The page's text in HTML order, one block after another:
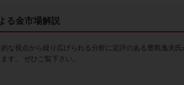
る金市場解説
な視点から繰り広げられる分析に定評のある豊島逸夫
す。 ぜひご覧下さい。
とは
の魅力
（金の果実）
）の手続き
る金市場解説
ルデータ